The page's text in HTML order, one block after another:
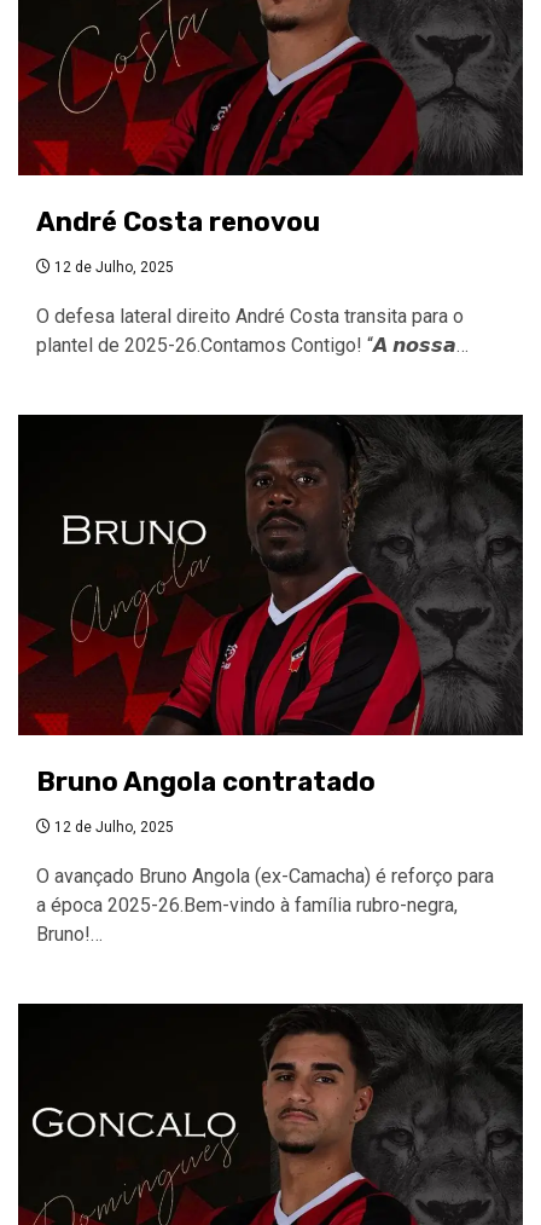
André Costa renovou
12 de Julho, 2025
O defesa lateral direito André Costa transita para o
plantel de 2025-26.Contamos Contigo! “𝘼 𝙣𝙤𝙨𝙨𝙖…
Bruno Angola contratado
12 de Julho, 2025
O avançado Bruno Angola (ex-Camacha) é reforço para
a época 2025-26.Bem-vindo à família rubro-negra,
Bruno!…